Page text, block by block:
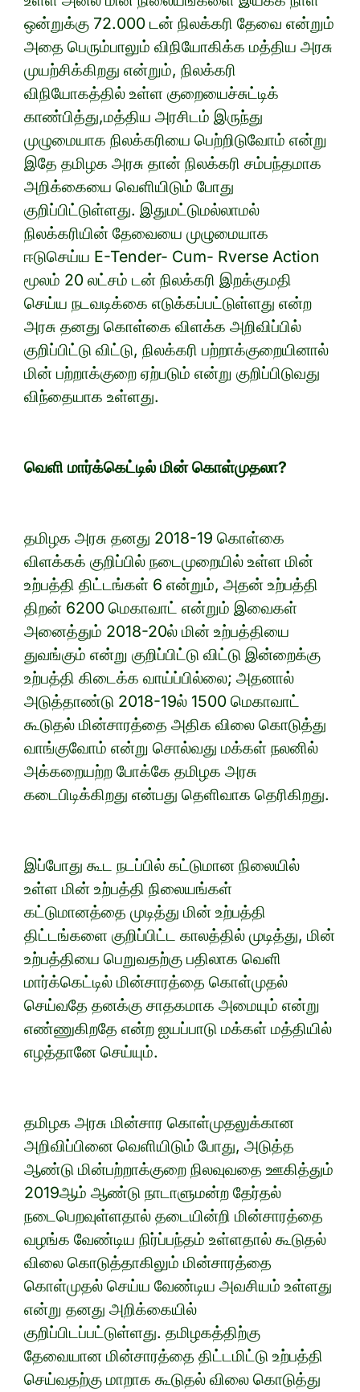
ஒன்றுக்கு 72.000 டன் நிலக்கரி தேவை என்றும்
அதை பெரும்பாலும் விநியோகிக்க மத்திய அரசு
முயற்சிக்கிறது என்றும், நிலக்கரி
விநியோகத்தில் உள்ள குறையைச்சுட்டிக்
காண்பித்து,மத்திய அரசிடம் இருந்து
முழுமையாக நிலக்கரியை பெற்றிடுவோம் என்று
இதே தமிழக அரசு தான் நிலக்கரி சம்பந்தமாக
அறிக்கையை வெளியிடும் போது
குறிப்பிட்டுள்ளது. இதுமட்டுமல்லாமல்
நிலக்கரியின் தேவையை முழுமையாக
ஈடுசெய்ய E-Tender- Cum- Rverse Action
மூலம் 20 லட்சம் டன் நிலக்கரி இறக்குமதி
செய்ய நடவடிக்கை எடுக்கப்பட்டுள்ளது என்ற
அரசு தனது கொள்கை விளக்க அறிவிப்பில்
குறிப்பிட்டு விட்டு, நிலக்கரி பற்றாக்குறையினால்
மின் பற்றாக்குறை ஏற்படும் என்று குறிப்பிடுவது
விந்தையாக உள்ளது.
வெளி மார்க்கெட்டில் மின் கொள்முதலா?
தமிழக அரசு தனது 2018-19 கொள்கை
விளக்கக் குறிப்பில் நடைமுறையில் உள்ள மின்
உற்பத்தி திட்டங்கள் 6 என்றும், அதன் உற்பத்தி
திறன் 6200 மெகாவாட் என்றும் இவைகள்
அனைத்தும் 2018-20ல் மின் உற்பத்தியை
துவங்கும் என்று குறிப்பிட்டு விட்டு இன்றைக்கு
உற்பத்தி கிடைக்க வாய்ப்பில்லை; அதனால்
அடுத்தாண்டு 2018-19ல் 1500 மெகாவாட்
கூடுதல் மின்சாரத்தை அதிக விலை கொடுத்து
வாங்குவோம் என்று சொல்வது மக்கள் நலனில்
அக்கறையற்ற போக்கே தமிழக அரசு
கடைபிடிக்கிறது என்பது தெளிவாக தெரிகிறது.
இப்போது கூட நடப்பில் கட்டுமான நிலையில்
உள்ள மின் உற்பத்தி நிலையங்கள்
கட்டுமானத்தை முடித்து மின் உற்பத்தி
திட்டங்களை குறிப்பிட்ட காலத்தில் முடித்து, மின்
உற்பத்தியை பெறுவதற்கு பதிலாக வெளி
மார்க்கெட்டில் மின்சாரத்தை கொள்முதல்
செய்வதே தனக்கு சாதகமாக அமையும் என்று
எண்ணுகிறதே என்ற ஐயப்பாடு மக்கள் மத்தியில்
எழத்தானே செய்யும்.
தமிழக அரசு மின்சார கொள்முதலுக்கான
அறிவிப்பினை வெளியிடும் போது, அடுத்த
ஆண்டு மின்பற்றாக்குறை நிலவுவதை ஊகித்தும்
2019ஆம் ஆண்டு நாடாளுமன்ற தேர்தல்
நடைபெறவுள்ளதால் தடையின்றி மின்சாரத்தை
வழங்க வேண்டிய நிர்ப்பந்தம் உள்ளதால் கூடுதல்
விலை கொடுத்தாகிலும் மின்சாரத்தை
கொள்முதல் செய்ய வேண்டிய அவசியம் உள்ளது
என்று தனது அறிக்கையில்
குறிப்பிடப்பட்டுள்ளது. தமிழகத்திற்கு
தேவையான மின்சாரத்தை திட்டமிட்டு உற்பத்தி
செய்வதற்கு மாறாக கூடுதல் விலை கொடுத்து